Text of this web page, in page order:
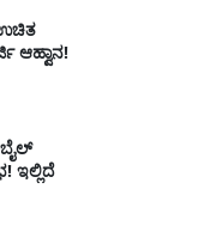
ಮತ್ತು
ಉಚಿತ
ಆಹ್ವಾನ!
ಇಲ್ಲಿದೆ